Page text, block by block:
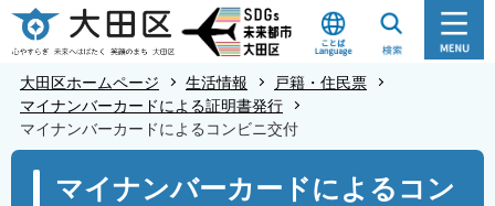
こ
の
の
大田区ホームページ 生活情報
戸籍・住民票
マイナンバーカードによる証明書発行
マイナンバーカードによるコンビニ交付
マイナンバーカードによるコン